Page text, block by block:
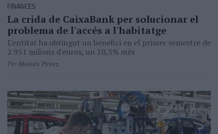
FINANCES
La crida de CaixaBank per solucionar el
problema de l'accés a l'habitatge
L'entitat ha obtingut un benefici en el primer semestre de
2.951 milions d'euros, un 10,3% més
PerMoisés Pérez